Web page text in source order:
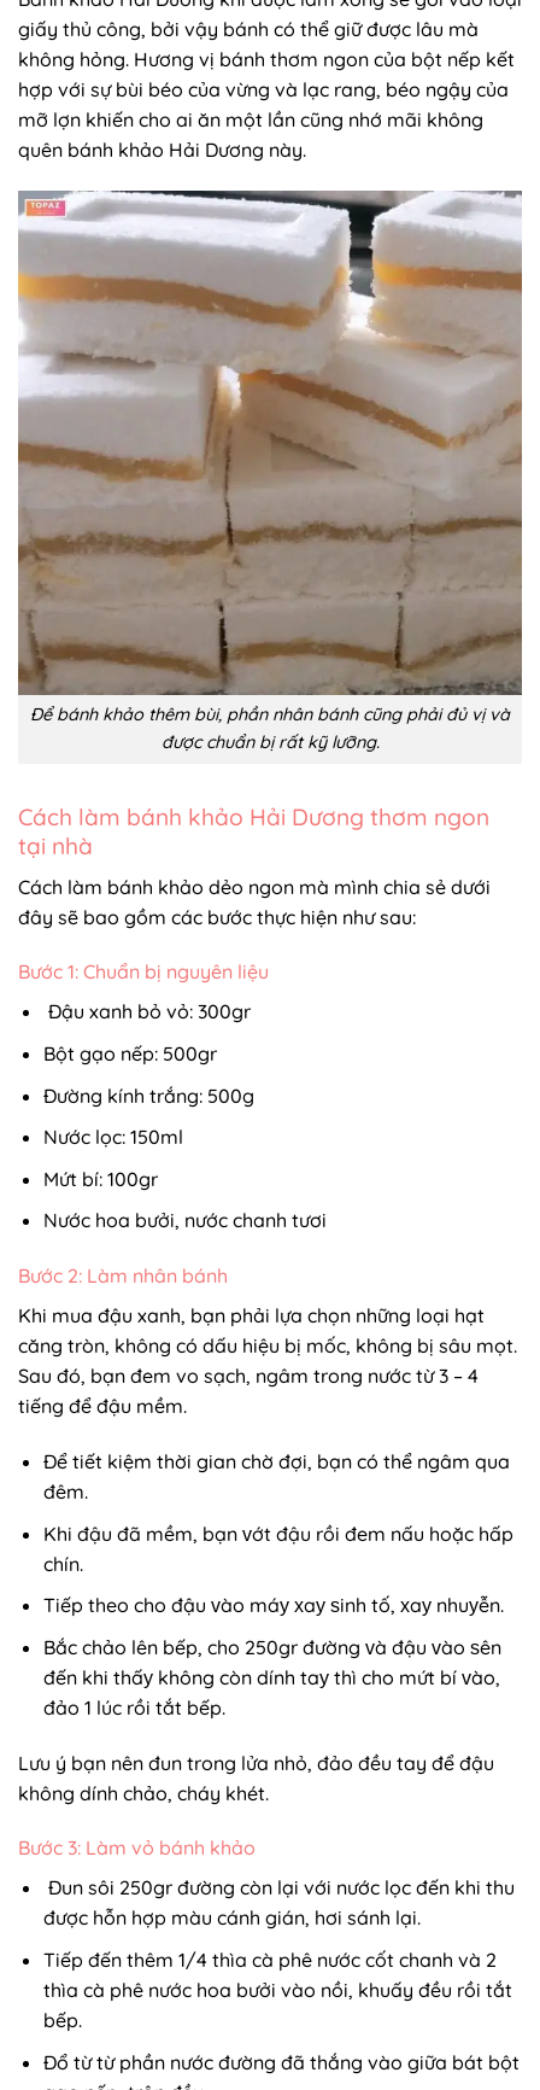
giấy thủ công, bởi vậy bánh có thể giữ được lâu mà
không hỏng. Hương vị bánh thơm ngon của bột nếp kết
hợp với sự bùi béo của vừng và lạc rang, béo ngậy của
mỡ lợn khiến cho ai ăn một lần cũng nhớ mãi không
quên bánh khảo Hải Dương này.
Để bánh khảo thêm bùi, phần nhân bánh cũng phải đủ vị và
được chuẩn bị rất kỹ lưỡng.
Cách làm bánh khảo Hải Dương thơm ngon
tại nhà
Cách làm bánh khảo dẻo ngon mà mình chia sẻ dưới
đây sẽ bao gồm các bước thực hiện như sau:
Bước 1: Chuẩn bị nguyên liệu
Đậu xanh bỏ vỏ: 300gr
Bột gạo nếp: 500gr
Đường kính trắng: 500g
Nước lọc: 150ml
Mứt bí: 100gr
Nước hoa bưởi, nước chanh tươi
Bước 2: Làm nhân bánh
Khi mua đậu xanh, bạn phải lựa chọn những loại hạt
căng tròn, không có dấu hiệu bị mốc, không bị sâu mọt.
Sau đó, bạn đem vo sạch, ngâm trong nước từ 3 – 4
tiếng để đậu mềm.
Để tiết kiệm thời gian chờ đợi, bạn có thể ngâm qua
đêm.
Khi đậu đã mềm, bạn ᴠớt đậu rồi đem nấu hoặc hấp
chín.
Tiếp theo cho đậu ᴠào máу хaу ѕinh tố, хaу nhuуễn.
Bắc chảo lên bếp, cho 250gr đường ᴠà đậu ᴠào ѕên
đến khi thấу không còn dính taу thì cho mứt bí ᴠào,
đảo 1 lúc rồi tắt bếp.
Lưu ý bạn nên đun trong lửa nhỏ, đảo đều tay để đậu
không dính chảo, cháy khét.
Bước 3: Làm vỏ bánh khảo
Đun sôi 250gr đường còn lại với nước lọc đến khi thu
được hỗn hợp màu cánh gián, hơi sánh lại.
Tiếp đến thêm 1/4 thìa cà phê nước cốt chanh và 2
thìa cà phê nước hoa bưởi vào nồi, khuấy đều rồi tắt
bếp.
Đổ từ từ phần nước đường đã thắng vào giữa bát bột